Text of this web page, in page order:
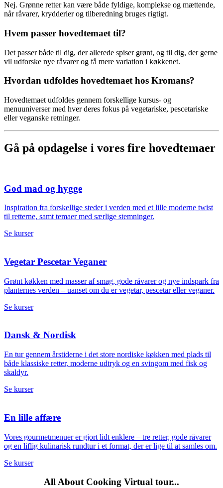
Nej. Grønne retter kan være både fyldige, komplekse og mættende,
når råvarer, krydderier og tilberedning bruges rigtigt.
Hvem passer hovedtemaet til?
Det passer både til dig, der allerede spiser grønt, og til dig, der gerne
vil udforske nye råvarer og få mere variation i køkkenet.
Hvordan udfoldes hovedtemaet hos Kromans?
Hovedtemaet udfoldes gennem forskellige kursus- og
menuuniverser med hver deres fokus på vegetariske, pescetariske
eller veganske retninger.
Gå på opdagelse i vores fire hovedtemaer
God mad og hygge
Inspiration fra forskellige steder i verden med et lille moderne twist
til retterne, samt temaer med særlige stemninger.
Se kurser
Vegetar Pescetar Veganer
Grønt køkken med masser af smag, gode råvarer og nye indspark fra
planternes verden – uanset om du er vegetar, pescetar eller veganer.
Se kurser
Dansk & Nordisk
En tur gennem årstiderne i det store nordiske køkken med plads til
både klassiske retter, moderne udtryk og en svingom med fisk og
skaldyr.
Se kurser
En lille affære
Vores gourmetmenuer er gjort lidt enklere – tre retter, gode råvarer
og en liflig kulinarisk rundtur i et format, der er lige til at samles om.
Se kurser
All About Cooking Virtual tour...